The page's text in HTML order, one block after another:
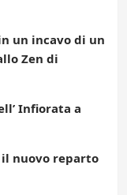
un incavo di un
Zen di
Infiorata a
nuovo reparto